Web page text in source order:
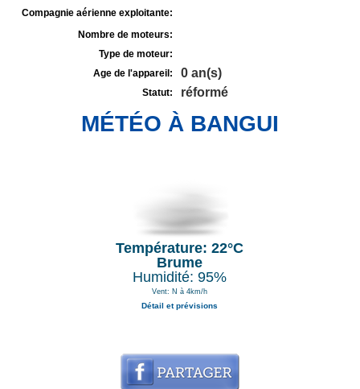
Compagnie aérienne exploitante:
Nombre de moteurs:
Type de moteur:
Age de l'appareil:
0 an(s)
Statut: réformé
MÉTÉO À BANGUI
Température: 22°C
Brume
Humidité: 95%
Vent: N à 4km/h
Détail et prévisions